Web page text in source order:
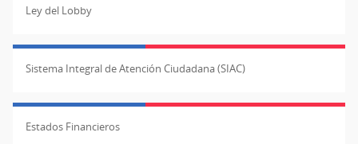
Ley del Lobby
Sistema Integral de Atención Ciudadana (SIAC)
Estados Financieros